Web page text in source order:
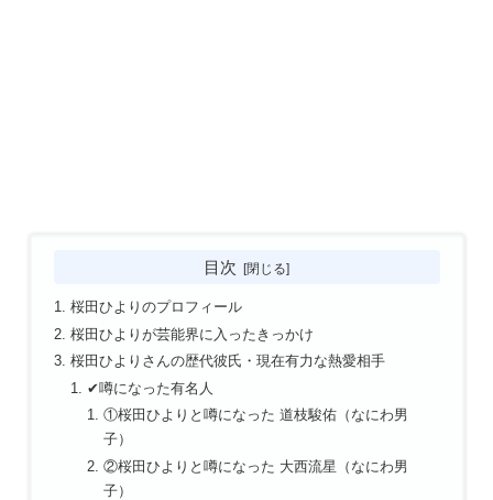
目次
桜田ひよりのプロフィール
桜田ひよりが芸能界に入ったきっかけ
桜田ひよりさんの歴代彼氏・現在有力な熱愛相手
✔噂になった有名人
①桜田ひよりと噂になった 道枝駿佑（なにわ男
子）
②桜田ひよりと噂になった 大西流星（なにわ男
子）